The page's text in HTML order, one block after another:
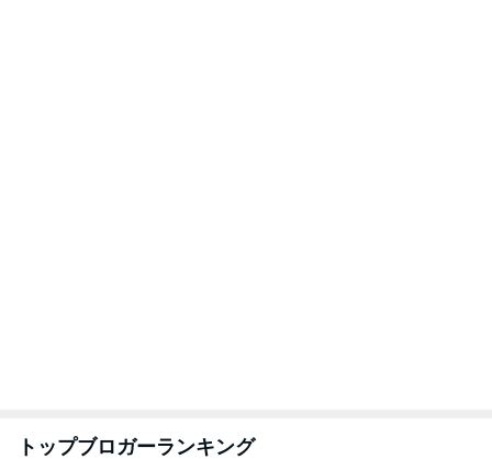
トップブロガーランキング